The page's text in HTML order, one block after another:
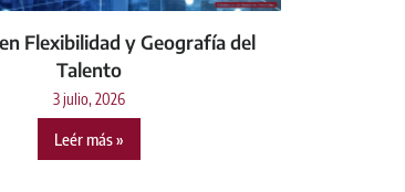
Flexibilidad y Geografía del
Talento
3 julio, 2026
Leér más »